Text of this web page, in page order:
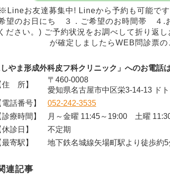
※Lineお友達募集中! Lineから予約も可能で
望のお日にち ３．ご希望のお時間帯 ４.
ください。) ご予約状況をお調べして折り返
が確定しましたらWEB問診票の
しやま形成外科皮フ科クリニック」へのお電話
所】
〒460-0008
愛知県名古屋市中区栄3-14-13 ド
話番号】
052-242-3535
療時間】
月～金曜 11:45～19:00 土曜
診日】
不定期
寄駅】
地下鉄名城線矢場町駅より徒歩約5
連記事